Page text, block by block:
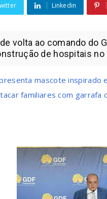
Linkedin
volta ao comando do
de hospitais no
mascote inspirado
familiares com